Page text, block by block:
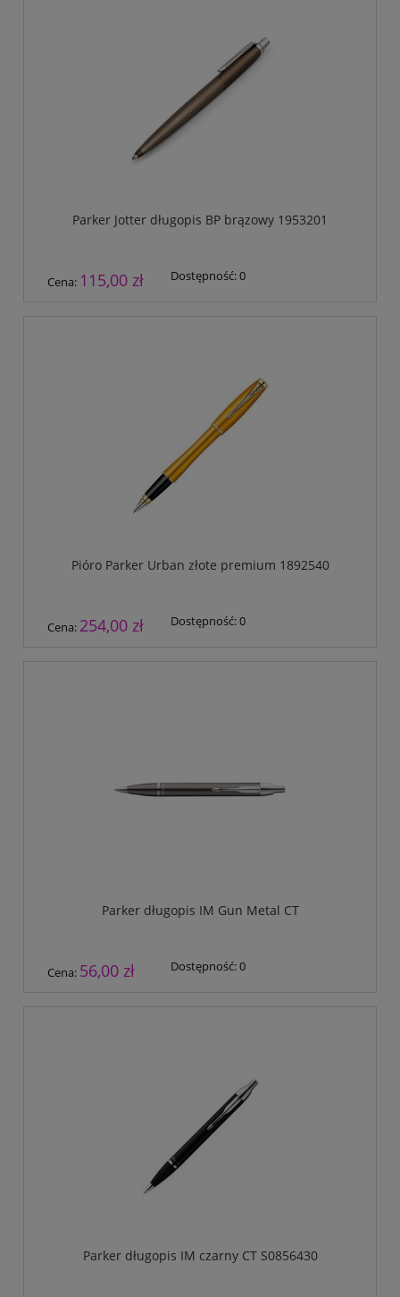
Parker Jotter długopis BP brązowy 1953201
Cena: 115,00 zł Dostępność:0
Pióro Parker Urban złote premium 1892540
Cena: 254,00 zł Dostępność:0
Parker długopis IM Gun Metal CT
Cena: 56,00 zł Dostępność:0
Parker długopis IM czarny CT S0856430